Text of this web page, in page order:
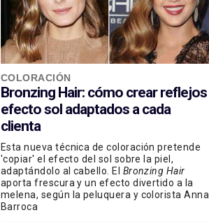
COLORACIÓN
Bronzing Hair: cómo crear reflejos
efecto sol adaptados a cada
clienta
Esta nueva técnica de coloración pretende
'copiar' el efecto del sol sobre la piel,
adaptándolo al cabello. El Bronzing Hair
aporta frescura y un efecto divertido a la
melena, según la peluquera y colorista Anna
Barroca